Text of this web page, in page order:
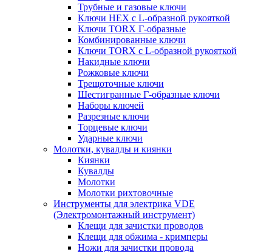
Трубные и газовые ключи
Ключи HEX с L-образной рукояткой
Ключи TORX Г-образные
Комбинированные ключи
Ключи TORX с L-образной рукояткой
Накидные ключи
Рожковые ключи
Трещоточные ключи
Шестигранные Г-образные ключи
Наборы ключей
Разрезные ключи
Торцевые ключи
Ударные ключи
Молотки, кувалды и киянки
Киянки
Кувалды
Молотки
Молотки рихтовочные
Инструменты для электрика VDE
(Электромонтажный инструмент)
Клещи для зачистки проводов
Клещи для обжима - кримперы
Ножи для зачистки провода